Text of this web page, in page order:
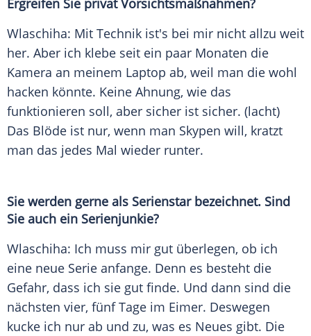
Ergreifen Sie privat Vorsichtsmaßnahmen?
Wlaschiha: Mit Technik ist's bei mir nicht allzu weit
her. Aber ich klebe seit ein paar Monaten die
Kamera an meinem Laptop ab, weil man die wohl
hacken könnte. Keine Ahnung, wie das
funktionieren soll, aber sicher ist sicher. (lacht)
Das Blöde ist nur, wenn man Skypen will, kratzt
man das jedes Mal wieder runter.
Sie werden gerne als Serienstar bezeichnet. Sind
Sie auch ein Serienjunkie?
Wlaschiha: Ich muss mir gut überlegen, ob ich
eine neue Serie anfange. Denn es besteht die
Gefahr, dass ich sie gut finde. Und dann sind die
nächsten vier, fünf Tage im Eimer. Deswegen
kucke ich nur ab und zu, was es Neues gibt. Die